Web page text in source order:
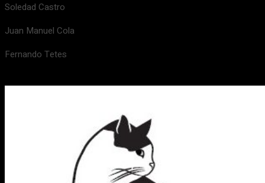
Soledad Castro
Juan Manuel Cola
Fernando Tetes